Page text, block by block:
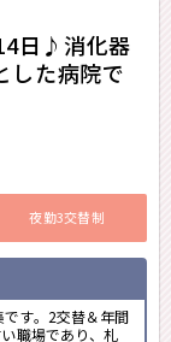
日♪消化器
した病院で
夜勤3交替制
す。2交替＆年間
職場であり、札